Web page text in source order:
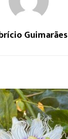
Guimarães